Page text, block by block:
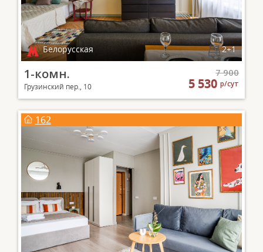
Белорусская 2+1
1-комн.
Грузинский пер., 10
7 900
5 530р/сут
162